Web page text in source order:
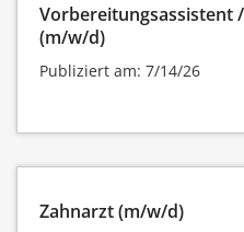
Vorbereitungsassistent
(m/w/d)
Publiziert am: 7/14/26
Zahnarzt (m/w/d)